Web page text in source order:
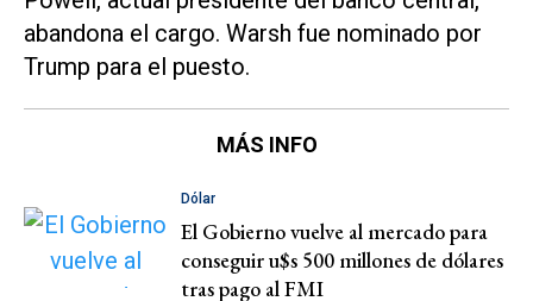
abandona el cargo. Warsh fue nominado por
Trump para el puesto.
MÁS INFO
Dólar
El Gobierno vuelve al mercado para
conseguir u$s 500 millones de dólares
tras pago al FMI